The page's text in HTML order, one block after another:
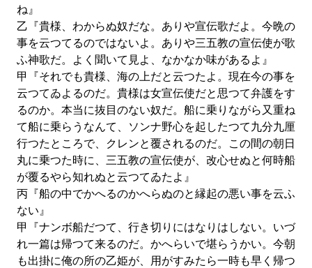
ね』
乙『貴様、わからぬ奴だな。ありや宣伝歌だよ。今晩の
事を云つてるのではないよ。ありや三五教の宣伝使が歌
ふ神歌だ。よく聞いて見よ、なかなか味があるよ』
甲『それでも貴様、海の上だと云つたよ。現在今の事を
云つてゐよるのだ。貴様は女宣伝使だと思つて弁護をす
るのか。本当に抜目のない奴だ。船に乗りながら又重ね
て船に乗らうなんて、ソンナ野心を起したつて九分九厘
行つたところで、クレンと覆されるのだ。この間の朝日
丸に乗つた時に、三五教の宣伝使が、改心せぬと何時船
が覆るやら知れぬと云つてゐたよ』
丙『船の中でかへるのかへらぬのと縁起の悪い事を云ふ
ない』
甲『ナンボ船だつて、行き切りにはなりはしない。いづ
れ一篇は帰つて来るのだ。かへらいで堪らうかい。今朝
も出掛に俺の所の乙姫が、用がすみたら一時も早く帰つ